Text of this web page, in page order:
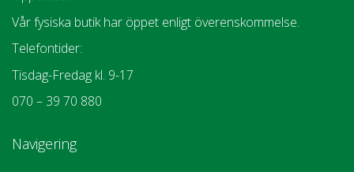
Vår fysiska butik har öppet enligt överenskommelse.
Telefontider:
Tisdag-Fredag kl. 9-17
070 – 39 70 880
Navigering